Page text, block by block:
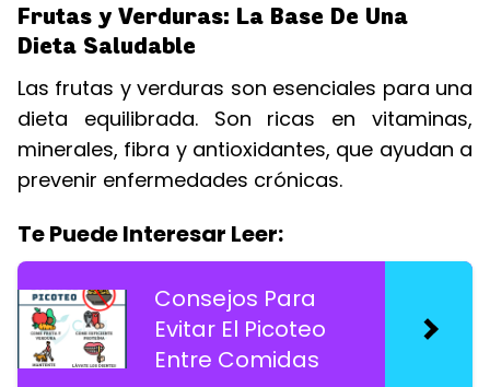
Frutas y Verduras: La Base De Una
Dieta Saludable
Las frutas y verduras son esenciales para una
dieta equilibrada. Son ricas en vitaminas,
minerales, fibra y antioxidantes, que ayudan a
prevenir enfermedades crónicas.
Te Puede Interesar Leer:
Consejos Para
Evitar El Picoteo
Entre Comidas